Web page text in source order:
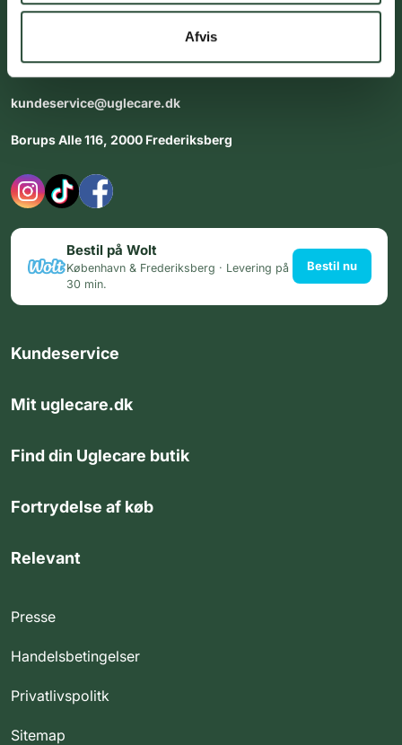
Afvis
dig med personlig rådgiving - alle dage.
Åbningstider i butikken:Alle dage 8:00 - 22:00
kundeservice@uglecare.dk
Borups Alle 116, 2000 Frederiksberg
Bestil på Wolt
København & Frederiksberg · Levering på
30 min.
Bestil nu
Kundeservice
Mit uglecare.dk
Find din Uglecare butik
Fortrydelse af køb
Relevant
Presse
Handelsbetingelser
Privatlivspolitk
Sitemap